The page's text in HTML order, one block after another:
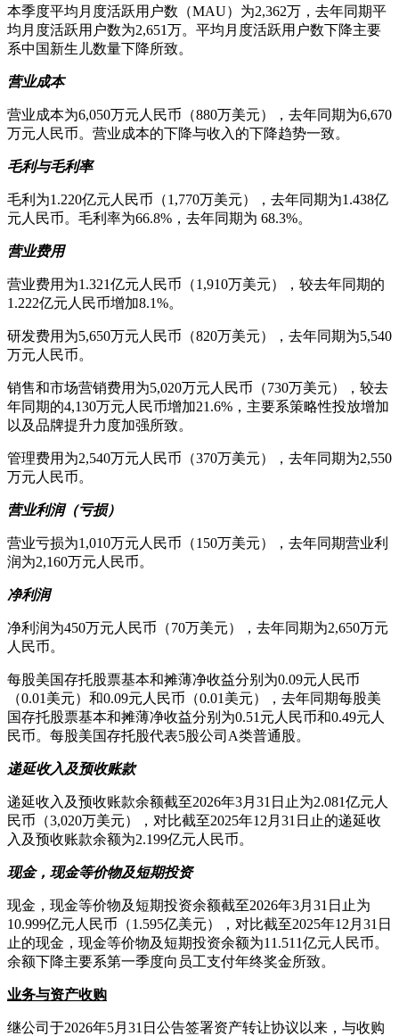
本季度平均月度活跃用户数（MAU）为2,362万，去年同期平
均月度活跃用户数为2,651万。平均月度活跃用户数下降主要
系中国新生儿数量下降所致。
营业成本
营业成本为6,050万元人民币（880万美元），去年同期为6,670
万元人民币。营业成本的下降与收入的下降趋势一致。
毛利与毛利率
毛利为1.220亿元人民币（1,770万美元），去年同期为1.438亿
元人民币。毛利率为66.8%，去年同期为 68.3%。
营业费用
营业费用为1.321亿元人民币（1,910万美元），较去年同期的
1.222亿元人民币增加8.1%。
研发费用为5,650万元人民币（820万美元），去年同期为5,540
万元人民币。
销售和市场营销费用为5,020万元人民币（730万美元），较去
年同期的4,130万元人民币增加21.6%，主要系策略性投放增加
以及品牌提升力度加强所致。
管理费用为2,540万元人民币（370万美元），去年同期为2,550
万元人民币。
营业利润（亏损）
营业亏损为1,010万元人民币（150万美元），去年同期营业利
润为2,160万元人民币。
净利润
净利润为450万元人民币（70万美元），去年同期为2,650万元
人民币。
每股美国存托股票基本和摊薄净收益分别为0.09元人民币
（0.01美元）和0.09元人民币（0.01美元），去年同期每股美
国存托股票基本和摊薄净收益分别为0.51元人民币和0.49元人
民币。每股美国存托股代表5股公司A类普通股。
递延收入及预收账款
递延收入及预收账款余额截至2026年3月31日止为2.081亿元人
民币（3,020万美元），对比截至2025年12月31日止的递延收
入及预收账款余额为2.199亿元人民币。
现金，现金等价物及短期投资
现金，现金等价物及短期投资余额截至2026年3月31日止为
10.999亿元人民币（1.595亿美元），对比截至2025年12月31日
止的现金，现金等价物及短期投资余额为11.511亿元人民币。
余额下降主要系第一季度向员工支付年终奖金所致。
业务与资产收购
继公司于2026年5月31日公告签署资产转让协议以来，与收购